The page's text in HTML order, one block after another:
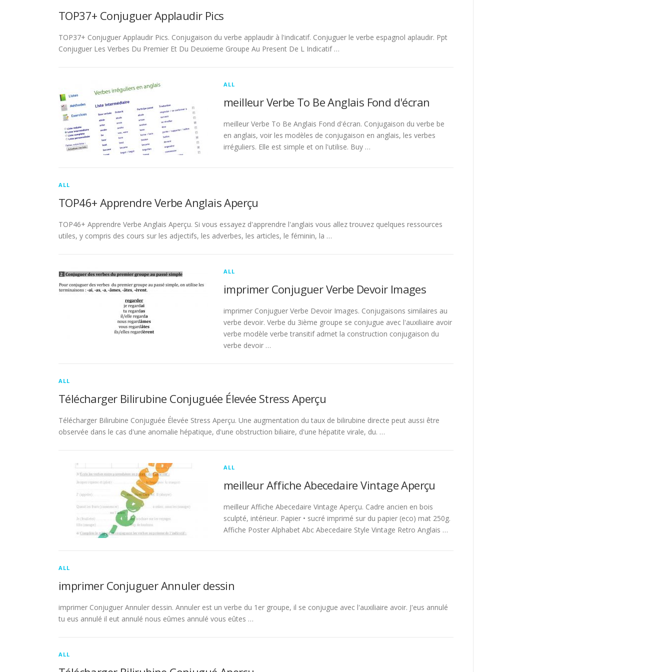
TOP37+ Conjuguer Applaudir Pics
TOP37+ Conjuguer Applaudir Pics. Conjugaison du verbe applaudir à l'indicatif. Conjuguer le verbe espagnol aplaudir. Ppt
Conjuguer Les Verbes Du Premier Et Du Deuxieme Groupe Au Present De L Indicatif …
ALL
meilleur Verbe To Be Anglais Fond d'écran
meilleur Verbe To Be Anglais Fond d'écran. Conjugaison du verbe be
en anglais, voir les modèles de conjugaison en anglais, les verbes
irréguliers. Elle est simple et on l'utilise. Buy …
ALL
TOP46+ Apprendre Verbe Anglais Aperçu
TOP46+ Apprendre Verbe Anglais Aperçu. Si vous essayez d'apprendre l'anglais vous allez trouvez quelques ressources
utiles, y compris des cours sur les adjectifs, les adverbes, les articles, le féminin, la …
ALL
imprimer Conjuguer Verbe Devoir Images
imprimer Conjuguer Verbe Devoir Images. Conjugaisons similaires au
verbe devoir. Verbe du 3ième groupe se conjugue avec l'auxiliaire avoir
verbe modèle verbe transitif admet la construction conjugaison du
verbe devoir …
ALL
Télécharger Bilirubine Conjuguée Élevée Stress Aperçu
Télécharger Bilirubine Conjuguée Élevée Stress Aperçu. Une augmentation du taux de bilirubine directe peut aussi être
observée dans le cas d'une anomalie hépatique, d'une obstruction biliaire, d'une hépatite virale, du. …
ALL
meilleur Affiche Abecedaire Vintage Aperçu
meilleur Affiche Abecedaire Vintage Aperçu. Cadre ancien en bois
sculpté, intérieur. Papier • sucré imprimé sur du papier (eco) mat 250g.
Affiche Poster Alphabet Abc Abecedaire Style Vintage Retro Anglais …
ALL
imprimer Conjuguer Annuler dessin
imprimer Conjuguer Annuler dessin. Annuler est un verbe du 1er groupe, il se conjugue avec l'auxiliaire avoir. J'eus annulé
tu eus annulé il eut annulé nous eûmes annulé vous eûtes …
ALL